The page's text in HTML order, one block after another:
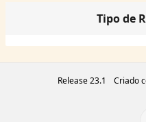
Tipo de
Release 23.1 Criado